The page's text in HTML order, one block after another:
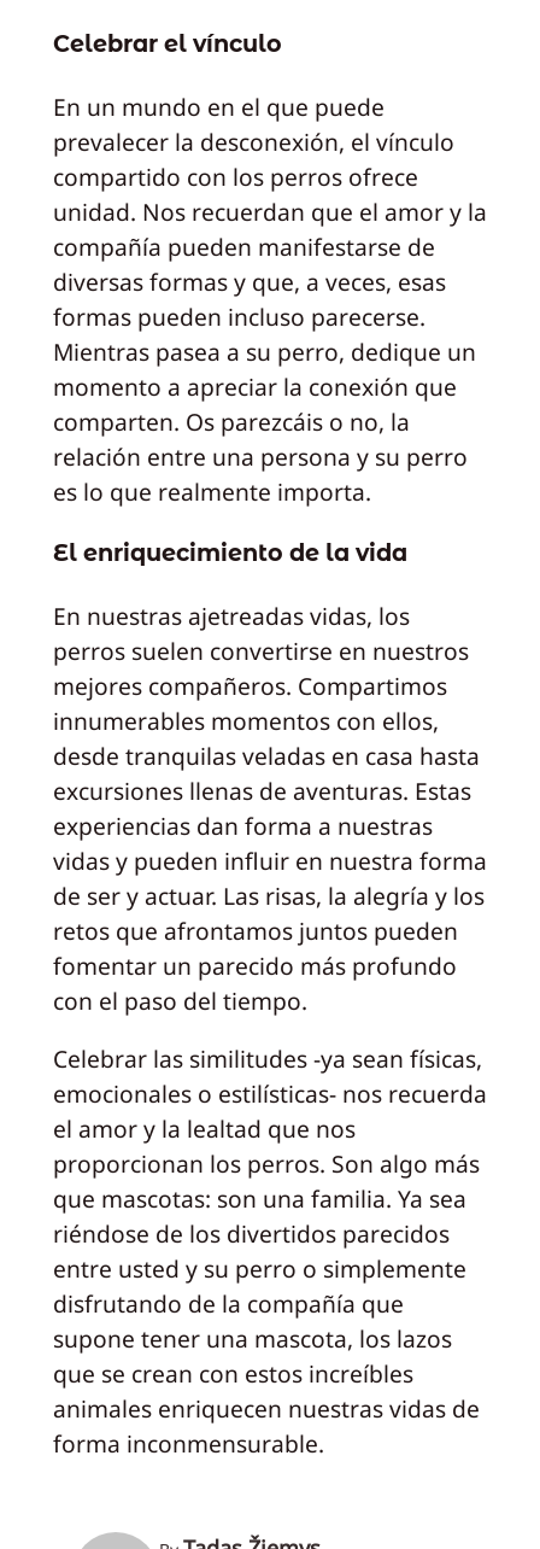
Celebrar el vínculo
En un mundo en el que puede
prevalecer la desconexión, el vínculo
compartido con los perros ofrece
unidad. Nos recuerdan que el amor y la
compañía pueden manifestarse de
diversas formas y que, a veces, esas
formas pueden incluso parecerse.
Mientras pasea a su perro, dedique un
momento a apreciar la conexión que
comparten. Os parezcáis o no, la
relación entre una persona y su perro
es lo que realmente importa.
El enriquecimiento de la vida
En nuestras ajetreadas vidas, los
perros suelen convertirse en nuestros
mejores compañeros. Compartimos
innumerables momentos con ellos,
desde tranquilas veladas en casa hasta
excursiones llenas de aventuras. Estas
experiencias dan forma a nuestras
vidas y pueden influir en nuestra forma
de ser y actuar. Las risas, la alegría y los
retos que afrontamos juntos pueden
fomentar un parecido más profundo
con el paso del tiempo.
Celebrar las similitudes -ya sean físicas,
emocionales o estilísticas- nos recuerda
el amor y la lealtad que nos
proporcionan los perros. Son algo más
que mascotas: son una familia. Ya sea
riéndose de los divertidos parecidos
entre usted y su perro o simplemente
disfrutando de la compañía que
supone tener una mascota, los lazos
que se crean con estos increíbles
animales enriquecen nuestras vidas de
forma inconmensurable.